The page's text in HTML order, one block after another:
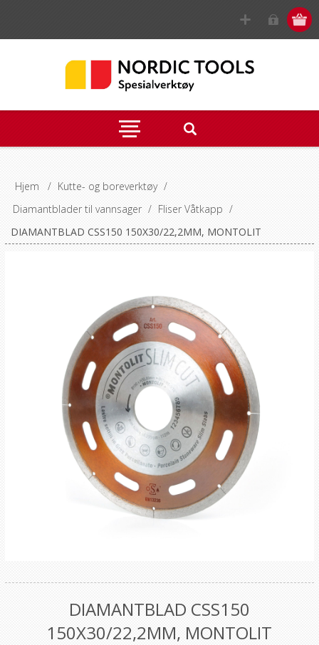
Hjem / Kutte- og boreverktøy /
Diamantblader til vannsager / Fliser Våtkapp /
DIAMANTBLAD CSS150 150X30/22,2MM, MONTOLIT
DIAMANTBLAD CSS150
150X30/22,2MM, MONTOLIT